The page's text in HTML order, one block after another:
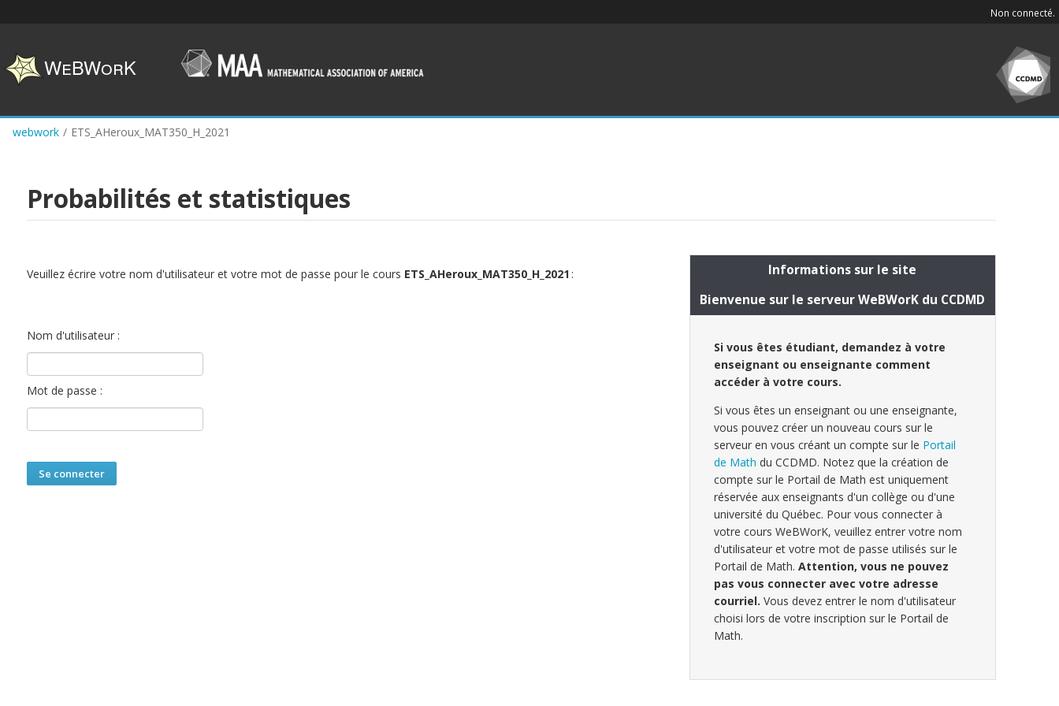
content
Non connecté.
webwork / ETS_AHeroux_MAT350_H_2021
Probabilités et statistiques
Veuillez écrire votre nom d'utilisateur et votre mot de passe pour le cours ETS_AHeroux_MAT350_H_2021 :
Nom d'utilisateur :
Mot de passe :
Informations sur le site
Bienvenue sur le serveur WeBWorK du CCDMD
Si vous êtes étudiant, demandez à votre
enseignant ou enseignante comment
accéder à votre cours.
Si vous êtes un enseignant ou une enseignante,
vous pouvez créer un nouveau cours sur le
serveur en vous créant un compte sur le Portail
de Math du CCDMD. Notez que la création de
compte sur le Portail de Math est uniquement
réservée aux enseignants d'un collège ou d'une
université du Québec. Pour vous connecter à
votre cours WeBWorK, veuillez entrer votre nom
d'utilisateur et votre mot de passe utilisés sur le
Portail de Math. Attention, vous ne pouvez
pas vous connecter avec votre adresse
courriel. Vous devez entrer le nom d'utilisateur
choisi lors de votre inscription sur le Portail de
Math.